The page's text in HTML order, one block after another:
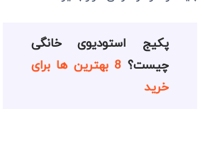
پکیج استودیوی خانگی
چیست؟
8 بهترین ها برای
خرید